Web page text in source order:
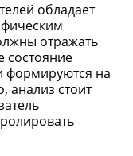
обладает
отражать
состояние
формируются на
анализ стоит